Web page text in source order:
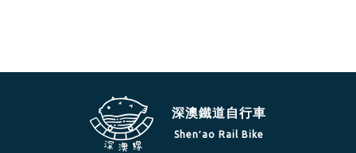
深澳鐵道自行車
Shen′ao Rail Bike